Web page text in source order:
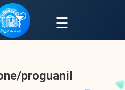
☰
proguanil